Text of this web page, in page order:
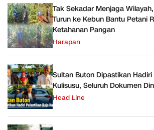
Tak Sekadar Menjaga
Turun ke Kebun Bantu Petani
Ketahanan Pangan
Harapan
Sultan Buton Dipastikan Hadiri
Kulisusu, Seluruh Dokumen
Head Line